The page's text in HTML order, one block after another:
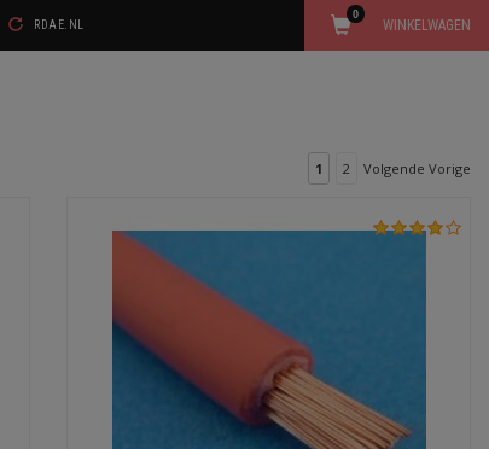
RDAE.NL WINKELWAGEN
0
1 2 Volgende Vorige